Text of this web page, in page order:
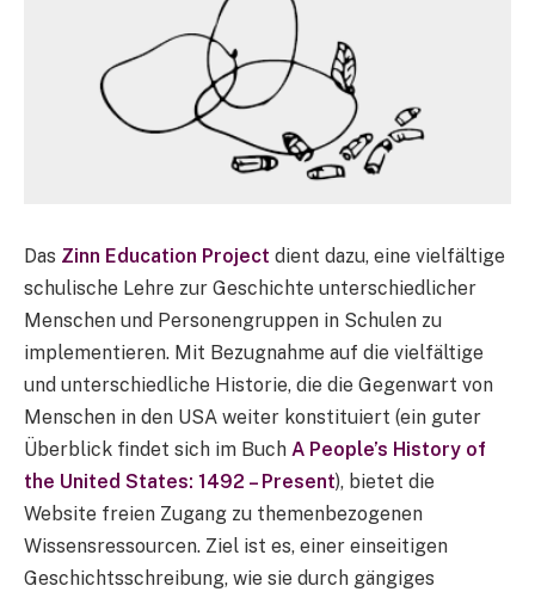
Das Zinn Education Project dient dazu, eine vielfältige
schulische Lehre zur Geschichte unterschiedlicher
Menschen und Personengruppen in Schulen zu
implementieren. Mit Bezugnahme auf die vielfältige
und unterschiedliche Historie, die die Gegenwart von
Menschen in den USA weiter konstituiert (ein guter
Überblick findet sich im Buch A People’s History of
the United States: 1492 – Present), bietet die
Website freien Zugang zu themenbezogenen
Wissensressourcen. Ziel ist es, einer einseitigen
Geschichtsschreibung, wie sie durch gängiges